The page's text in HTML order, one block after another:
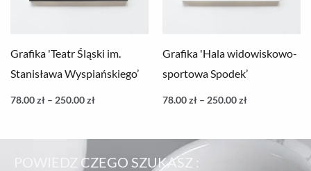
Grafika 'Teatr Śląski im.
Stanisława Wyspiańskiego’
78.00zł – 250.00zł
Grafika 'Hala widowiskowo-
sportowa Spodek’
78.00zł – 250.00zł
POWIEDZ CZEGO SZUKASZ :